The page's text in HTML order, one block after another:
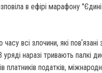
в ефірі марафону
всі злочини, які
наразі тривають палкі
платників податків,